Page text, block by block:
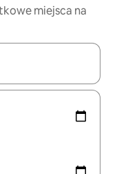
miejsca na
się po nich za